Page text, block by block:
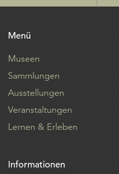
Menü
Museen
Sammlungen
Ausstellungen
Veranstaltungen
Lernen & Erleben
Informationen